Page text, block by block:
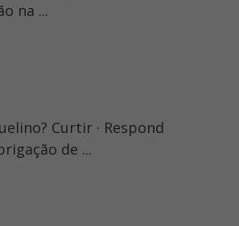
na ...
Curtir · Respond
de ...